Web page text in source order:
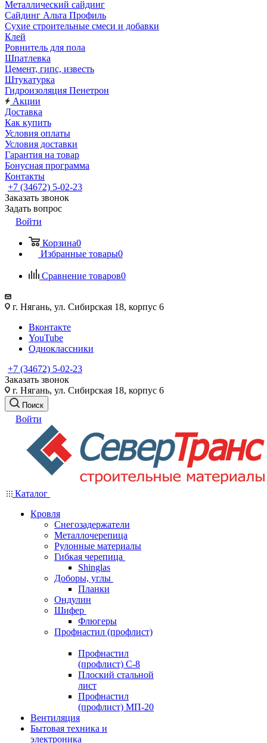
Металлический сайдинг
Сайдинг Альта Профиль
Сухие строительные смеси и добавки
Клей
Ровнитель для пола
Шпатлевка
Цемент, гипс, известь
Штукатурка
Гидроизоляция Пенетрон
Акции
Доставка
Как купить
Условия оплаты
Условия доставки
Гарантия на товар
Бонусная программа
Контакты
+7 (34672) 5-02-23
Заказать звонок
Задать вопрос
Войти
Корзина0
Избранные товары0
Сравнение товаров0
г. Нягань, ул. Сибирская 18, корпус 6
Вконтакте
YouTube
Одноклассники
+7 (34672) 5-02-23
Заказать звонок
г. Нягань, ул. Сибирская 18, корпус 6
Поиск
Войти
Каталог
Кровля
Снегозадержатели
Металлочерепица
Рулонные материалы
Гибкая черепица
Shinglas
Доборы, углы
Планки
Ондулин
Шифер
Флюгеры
Профнастил (профлист)
Профнастил
(профлист) С-8
Плоский стальной
лист
Профнастил
(профлист) МП-20
Вентиляция
Бытовая техника и
электроника